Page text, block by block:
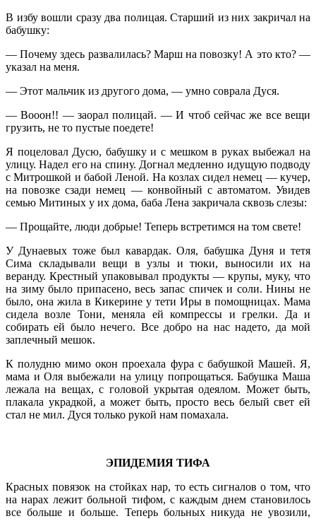
В избу вошли сразу два полицая. Старший из них закричал на
бабушку:
— Почему здесь развалилась? Марш на повозку! А это кто? —
указал на меня.
— Этот мальчик из другого дома, — умно соврала Дуся.
— Вооон!! — заорал полицай. — И чтоб сейчас же все вещи
грузить, не то пустые поедете!
Я поцеловал Дусю, бабушку и с мешком в руках выбежал на
улицу. Надел его на спину. Догнал медленно идущую подводу
с Митрошкой и бабой Леной. На козлах сидел немец — кучер,
на повозке сзади немец — конвойный с автоматом. Увидев
семью Митиных у их дома, баба Лена закричала сквозь слезы:
— Прощайте, люди добрые! Теперь встретимся на том свете!
У Дунаевых тоже был кавардак. Оля, бабушка Дуня и тетя
Сима складывали вещи в узлы и тюки, выносили их на
веранду. Крестный упаковывал продукты — крупы, муку, что
на зиму было припасено, весь запас спичек и соли. Нины не
было, она жила в Кикерине у тети Иры в помощницах. Мама
сидела возле Тони, меняла ей компрессы и грелки. Да и
собирать ей было нечего. Все добро на нас надето, да мой
заплечный мешок.
К полудню мимо окон проехала фура с бабушкой Машей. Я,
мама и Оля выбежали на улицу попрощаться. Бабушка Маша
лежала на вещах, с головой укрытая одеялом. Может быть,
плакала украдкой, а может быть, просто весь белый свет ей
стал не мил. Дуся только рукой нам помахала.
ЭПИДЕМИЯ ТИФА
Красных повязок на стойках нар, то есть сигналов о том, что
на нарах лежит больной тифом, с каждым днем становилось
все больше и больше. Теперь больных никуда не увозили,